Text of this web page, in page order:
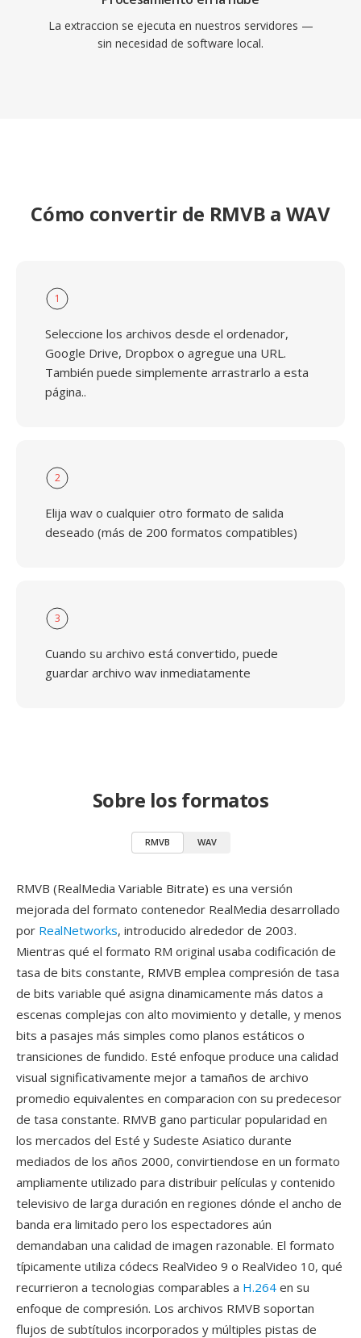
La extraccion se ejecuta en nuestros servidores —
sin necesidad de software local.
Cómo convertir de RMVB a WAV
1
Seleccione los archivos desde el ordenador,
Google Drive, Dropbox o agregue una URL.
También puede simplemente arrastrarlo a esta
página..
2
Elija wav o cualquier otro formato de salida
deseado (más de 200 formatos compatibles)
3
Cuando su archivo está convertido, puede
guardar archivo wav inmediatamente
Sobre los formatos
RMVB WAV
RMVB (RealMedia Variable Bitrate) es una versión
mejorada del formato contenedor RealMedia desarrollado
por RealNetworks, introducido alrededor de 2003.
Mientras qué el formato RM original usaba codificación de
tasa de bits constante, RMVB emplea compresión de tasa
de bits variable qué asigna dinamicamente más datos a
escenas complejas con alto movimiento y detalle, y menos
bits a pasajes más simples como planos estáticos o
transiciones de fundido. Esté enfoque produce una calidad
visual significativamente mejor a tamaños de archivo
promedio equivalentes en comparacion con su predecesor
de tasa constante. RMVB gano particular popularidad en
los mercados del Esté y Sudeste Asiatico durante
mediados de los años 2000, convirtiendose en un formato
ampliamente utilizado para distribuir películas y contenido
televisivo de larga duración en regiones dónde el ancho de
banda era limitado pero los espectadores aún
demandaban una calidad de imagen razonable. El formato
típicamente utiliza códecs RealVideo 9 o RealVideo 10, qué
recurrieron a tecnologias comparables a H.264 en su
enfoque de compresión. Los archivos RMVB soportan
flujos de subtítulos incorporados y múltiples pistas de